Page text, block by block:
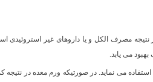
مصرف الکل و یا داروهای غیر استروئیدی
می یابد.
استفاده می نماید. در صورتیکه ورم معده در